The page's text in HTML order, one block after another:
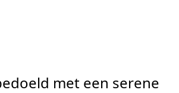
met een serene